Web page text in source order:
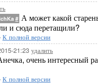
# А может какой
и сюда перетащили?
К полной версии
21:23 удалить
очень интересный
К полной версии